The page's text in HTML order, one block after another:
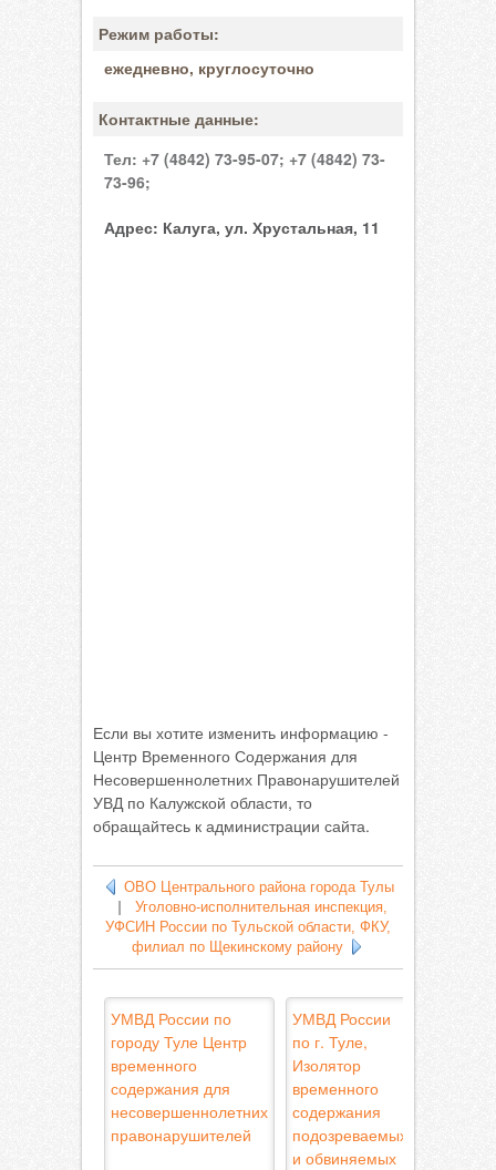
Режим работы:
ежедневно, круглосуточно
Контактные данные:
Тел: +7 (4842) 73-95-07; +7 (4842) 73-
73-96;
Адрес: Калуга, ул. Хрустальная, 11
Если вы хотите изменить информацию -
Центр Временного Содержания для
Несовершеннолетних Правонарушителей
УВД по Калужской области, то
обращайтесь к администрации сайта.
ОВО Центрального района города Тулы
Уголовно-исполнительная инспекция,
УФСИН России по Тульской области, ФКУ,
филиал по Щекинскому району
УМВД России по
городу Туле Центр
временного
содержания для
несовершеннолетних
правонарушителей
УМВД России
по г. Туле,
Изолятор
временного
содержания
подозреваемых
и обвиняемых